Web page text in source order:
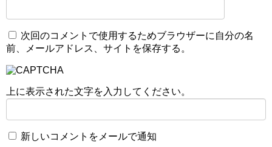
次回のコメントで使用するためブラウザーに自分の名
前、メールアドレス、サイトを保存する。
上に表示された文字を入力してください。
新しいコメントをメールで通知